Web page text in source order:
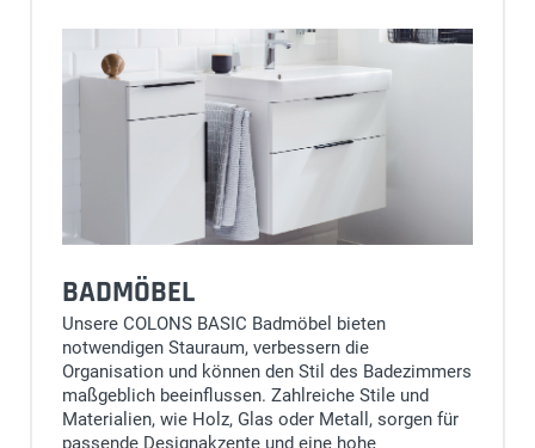
BADMÖBEL
Unsere COLONS BASIC Badmöbel bieten
notwendigen Stauraum, verbessern die
Organisation und können den Stil des Badezimmers
maßgeblich beeinflussen. Zahlreiche Stile und
Materialien, wie Holz, Glas oder Metall, sorgen für
passende Designakzente und eine hohe